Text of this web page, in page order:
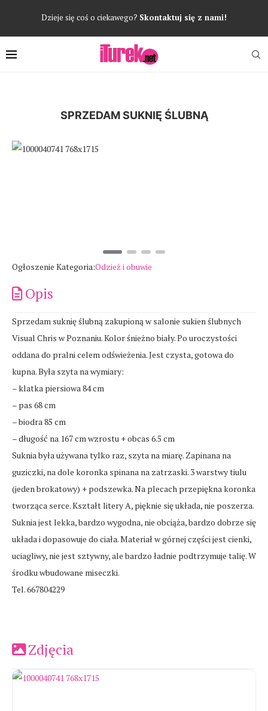
Dzieje się coś o ciekawego? Skontaktuj się z nami!
SPRZEDAM SUKNIĘ ŚLUBNĄ
Ogłoszenie Kategoria:Odzież i obuwie
Opis
Sprzedam suknię ślubną zakupioną w salonie sukien ślubnych
Visual Chris w Poznaniu. Kolor śnieżno biały. Po uroczystości
oddana do pralni celem odświeżenia. Jest czysta, gotowa do
kupna. Była szyta na wymiary:
– klatka piersiowa 84 cm
– pas 68 cm
– biodra 85 cm
– długość na 167 cm wzrostu + obcas 6.5 cm
Suknia była używana tylko raz, szyta na miarę. Zapinana na
guziczki, na dole koronka spinana na zatrzaski. 3 warstwy tiulu
(jeden brokatowy) + podszewka. Na plecach przepiękna koronka
tworząca serce. Kształt litery A, pięknie się układa, nie poszerza.
Suknia jest lekka, bardzo wygodna, nie obciąża, bardzo dobrze się
układa i dopasowuje do ciała. Materiał w górnej części jest cienki,
uciagliwy, nie jest sztywny, ale bardzo ładnie podtrzymuje talię. W
środku wbudowane miseczki.
Tel. 667804229
Zdjęcia